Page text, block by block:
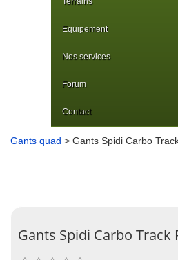
Equipement
Nos services
Forum
Contact
Gants quad > Gants Spidi Carbo
Gants Spidi Carbo Track